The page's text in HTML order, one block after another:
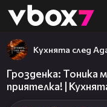
👾
Кухнята след
Грозденка: Тоника
приятелка! |